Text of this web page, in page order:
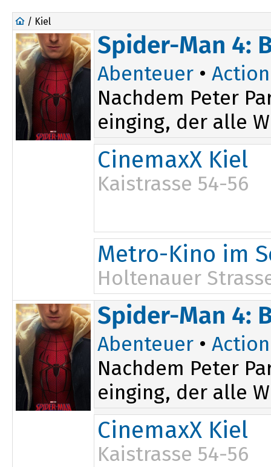
/ Kiel
Spider-Man 4:
Abenteuer • Action
Nachdem Peter
einging, der alle
CinemaxX Kiel
Kaistrasse 54-56
11:30
12:20
13:40
14:20
16:00
17:00
20:20
Metro-Kino im
Holtenauer
13:45
16:45
20:15
Spider-Man 4:
Abenteuer • Action
Nachdem Peter
einging, der alle
CinemaxX Kiel
Kaistrasse 54-56